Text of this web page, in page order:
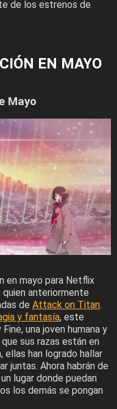
de los estrenos de
EN MAYO
Mayo
en mayo para Netflix
anteriormente
de Attack on Titan.
y fantasía, este
una joven humana y
sus razas están en
ellas han logrado hallar
juntas. Ahora habrán de
lugar donde puedan
los demás se pongan